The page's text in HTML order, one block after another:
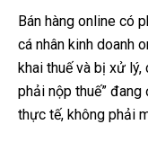
Bán hàng online có
cá nhân kinh doanh
khai thuế và bị xử lý,
phải nộp thuế”
thực tế, không phải